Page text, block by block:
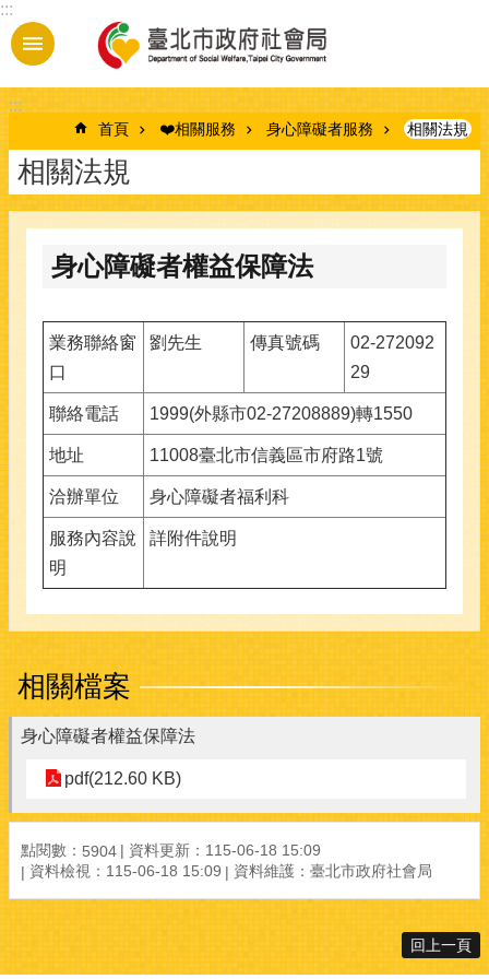
跳到主要內容區塊
:::
:::
首頁 ❤️相關服務 身心障礙者服務 相關法規
相關法規
身心障礙者權益保障法
業務聯絡窗
口
劉先生 傳真號碼
02-272092
29
聯絡電話 1999(外縣市02-27208889)轉1550
地址 11008臺北市信義區市府路1號
洽辦單位 身心障礙者福利科
服務內容說
明
詳附件說明
相關檔案
身心障礙者權益保障法
pdf(212.60 KB)
點閱數： 5904
資料更新：115-06-18 15:09
資料檢視：115-06-18 15:09
資料維護：臺北市政府社會局
回上一頁